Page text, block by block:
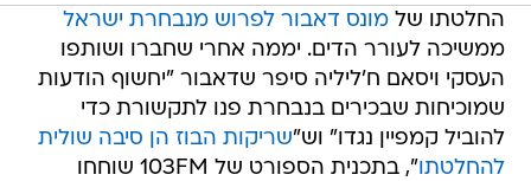
החלטתו שלמונס דאבור לפרוש מנבחרת ישראל
ממשיכה לעורר הדים. יממה אחרי שחברו ושותפו
העסקי ויסאם ח'ליליה סיפר שדאבור "יחשוף הודעות
שמוכיחות שבכירים בנבחרת פנו לתקשורת כדי
להוביל קמפיין נגדו" וש"שריקות הבוז הן סיבה שולית
להחלטתו
", בתכנית הספורט של 103FM שוחחו